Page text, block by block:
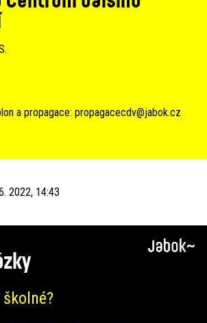
a propagace: propagacecdv@jabok.cz
2022, 14:43